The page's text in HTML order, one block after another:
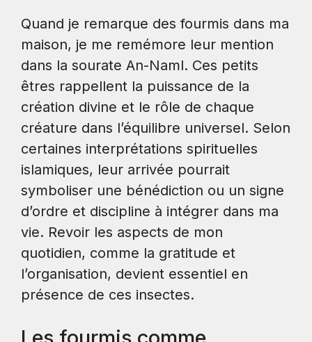
Quand je remarque des fourmis dans ma
maison, je me remémore leur mention
dans la sourate An-Naml. Ces petits
êtres rappellent la puissance de la
création divine et le rôle de chaque
créature dans l’équilibre universel. Selon
certaines interprétations spirituelles
islamiques, leur arrivée pourrait
symboliser une bénédiction ou un signe
d’ordre et discipline à intégrer dans ma
vie. Revoir les aspects de mon
quotidien, comme la gratitude et
l’organisation, devient essentiel en
présence de ces insectes.